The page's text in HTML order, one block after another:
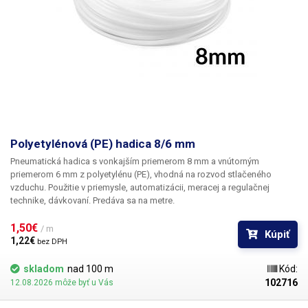
Polyetylénová (PE) hadica 8/6 mm
Pneumatická hadica s vonkajším priemerom 8 mm a vnútorným
priemerom 6 mm z polyetylénu (PE), vhodná na rozvod stlačeného
vzduchu. Použitie v priemysle, automatizácii, meracej a regulačnej
technike, dávkovaní. Predáva sa na metre.
1,50€ / m
1,22€ bez DPH
Kúpiť
skladom nad 100 m
12.08.2026 môže byť u Vás
Kód:
102716